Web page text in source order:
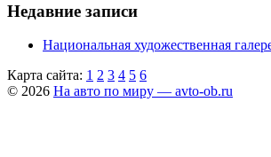
Недавние записи
Национальная художественная
Карта сайта: 1 2 3 4 5 6
© 2026 На авто по миру — avto-ob.ru